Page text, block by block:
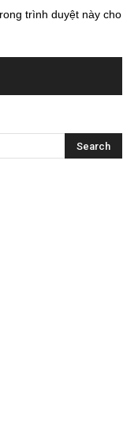
trình duyệt này cho